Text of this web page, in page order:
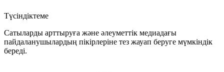
Түсіндіктеме
Сатыларды арттыруға және әлеуметтік медиадағы
пайдаланушылардың пікірлеріне тез жауап беруге мүмкіндік
береді.